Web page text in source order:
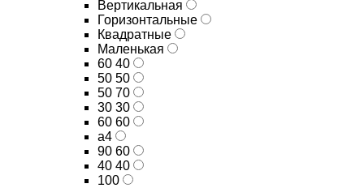
Вертикальная
Горизонтальные
Квадратные
Маленькая
60 40
50 50
50 70
30 30
60 60
а4
90 60
40 40
100